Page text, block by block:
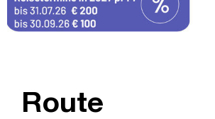
Route